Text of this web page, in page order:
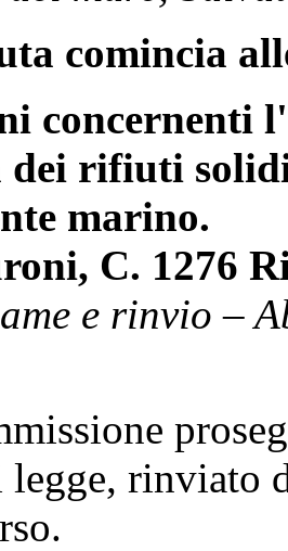
comincia
concernenti
dei rifiuti
marino.
C. 1276
e rinvio –
legge, rinviato